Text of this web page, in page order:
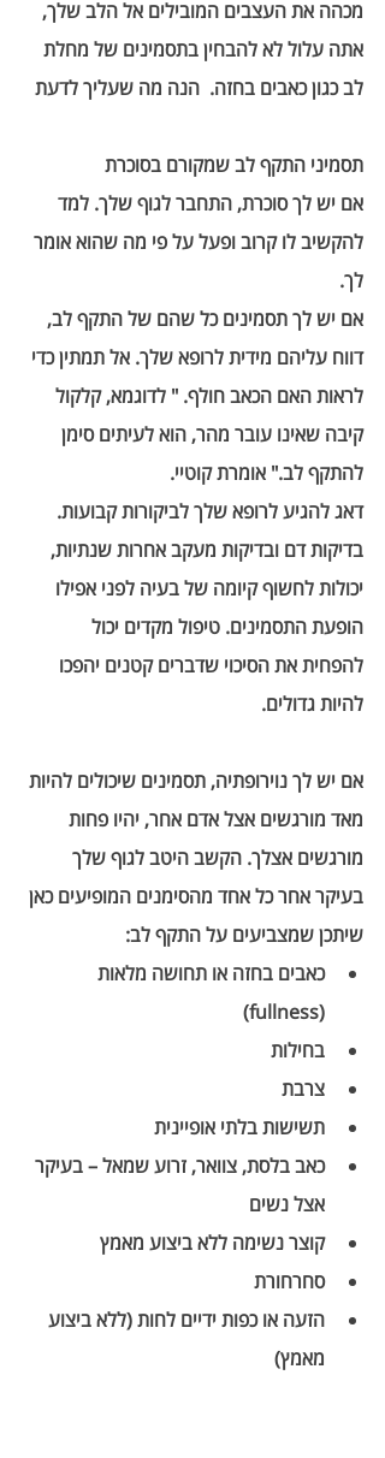
מכהה את העצבים המובילים אל הלב שלך,
אתה עלול לא להבחין בתסמינים של מחלת
לב כגון כאבים בחזה. הנה מה שעליך לדעת
תסמיני התקף לב שמקורם בסוכרת
אם יש לך סוכרת, התחבר לגוף שלך. למד
להקשיב לו קרוב ופעל על פי מה שהוא אומר
לך.
אם יש לך תסמינים כל שהם של התקף לב,
דווח עליהם מידית לרופא שלך. אל תמתין כדי
לראות האם הכאב חולף. " לדוגמא, קלקול
קיבה שאינו עובר מהר, הוא לעיתים סימן
להתקף לב." אומרת קוטיי.
דאג להגיע לרופא שלך לביקורות קבועות.
בדיקות דם ובדיקות מעקב אחרות שנתיות,
יכולות לחשוף קיומה של בעיה לפני אפילו
הופעת התסמינים. טיפול מקדים יכול
להפחית את הסיכוי שדברים קטנים יהפכו
להיות גדולים.
אם יש לך נוירופתיה, תסמינים שיכולים להיות
מאד מורגשים אצל אדם אחר, יהיו פחות
מורגשים אצלך. הקשב היטב לגוף שלך
בעיקר אחר כל אחד מהסימנים המופיעים כאן
שיתכן שמצביעים על התקף לב:
כאבים בחזה או תחושה מלאות
(fullness)
בחילות
צרבת
תשישות בלתי אופיינית
כאב בלסת, צוואר, זרוע שמאל – בעיקר
אצל נשים
קוצר נשימה ללא ביצוע מאמץ
סחרחורת
הזעה או כפות ידיים לחות (ללא ביצוע
מאמץ)